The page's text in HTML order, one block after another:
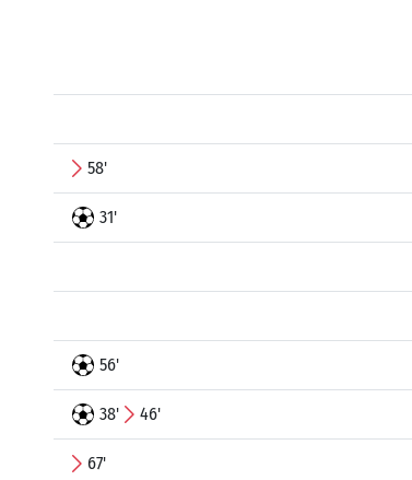
58'
31'
56'
38' 46'
67'